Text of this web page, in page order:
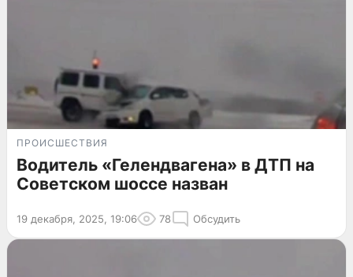
ПРОИСШЕСТВИЯ
Водитель «Гелендвагена» в ДТП на
Советском шоссе назван
19 декабря, 2025, 19:06 78 Обсудить